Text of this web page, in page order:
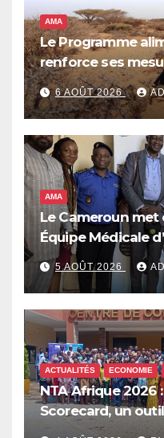
AMA
Le Programme
renforce ses
de réponse face à
qui pourrait
millions de
alimentaire aiguë
6 AOÛT 2026
AMA
Le Cameroun
Équipe Médicale
5 AOÛT 2026
ACTUALITÉS ECONOMIE
NTA Afrique 2026
Scorecard, un
les dépenses